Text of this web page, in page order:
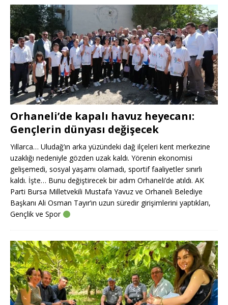
Orhaneli’de kapalı havuz heyecanı:
Gençlerin dünyası değişecek
Yıllarca… Uludağ’ın arka yüzündeki dağ ilçeleri kent merkezine
uzaklığı nedeniyle gözden uzak kaldı. Yörenin ekonomisi
gelişemedi, sosyal yaşamı olamadı, sportif faaliyetler sınırlı
kaldı. İşte… Bunu değiştirecek bir adım Orhaneli’de atıldı. AK
Parti Bursa Milletvekili Mustafa Yavuz ve Orhaneli Belediye
Başkanı Ali Osman Tayır’ın uzun süredir girişimlerini yaptıkları,
Gençlik ve Spor